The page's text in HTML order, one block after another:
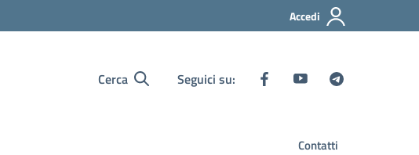
Accedi
Cerca Seguici su:
Contatti